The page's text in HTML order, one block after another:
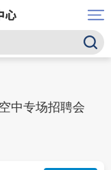
空中专场招聘会